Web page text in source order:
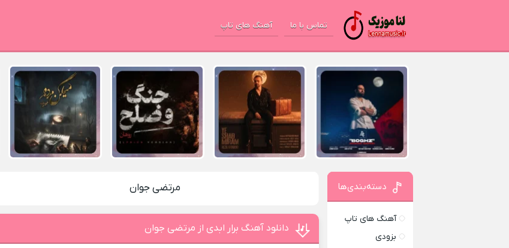
تماس با ما آهنگ های تاپ
مرتضی جوان
دانلود آهنگ برار ابدی از مرتضی جوان
دسته‌بندی‌ها
آهنگ های تاپ
بزودی